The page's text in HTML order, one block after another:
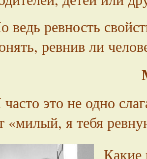
ведь ревность
ревнив ли
это не одно
«милый, я тебя
Какие